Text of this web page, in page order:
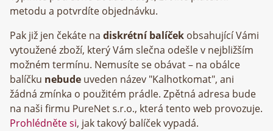
metodu a potvrdíte objednávku.
Pak již jen čekáte na diskrétní balíček obsahující Vámi
vytoužené zboží, který Vám slečna odešle v nejbližším
možném termínu. Nemusíte se obávat – na obálce
balíčku nebude uveden název "Kalhotkomat", ani
žádná zmínka o použitém prádle. Zpětná adresa bude
na naši firmu
, která tento web provozuje.
Prohlédněte si, jak takový balíček vypadá.